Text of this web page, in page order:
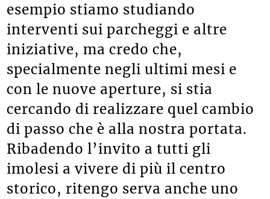
esempio stiamo studiando
interventi sui parcheggi e altre
iniziative, ma credo che,
specialmente negli ultimi mesi e
con le nuove aperture, si stia
cercando di realizzare quel cambio
di passo che è alla nostra portata.
Ribadendo l’invito a tutti gli
imolesi a vivere di più il centro
storico, ritengo serva anche uno